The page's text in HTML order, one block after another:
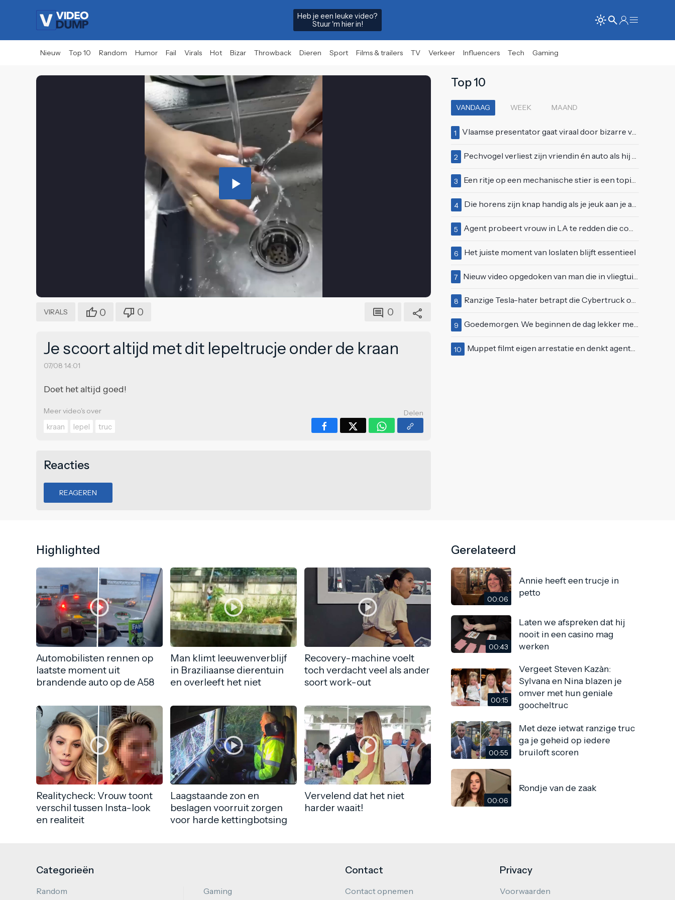
Heb je een leuke video?
Stuur 'm hier in!
Nieuw Top 10 Random Humor Fail Virals Hot Bizar Throwback Dieren Sport Films & trailers TV Verkeer Influencers Tech Gaming
Play
Video
VIRALS 0 0 0
Je scoort altijd met dit lepeltrucje onder de kraan
07/08 14:01
Doet het altijd goed!
Meer video's over
kraan
lepel truc
Delen
Reacties
REAGEREN
Top 10
VANDAAG WEEK MAAND
1 Vlaamse presentator gaat viraal door bizarre vertoning op live televisie: "Helemaal stijf van de bloem"
2 Pechvogel verliest zijn vriendin én auto als hij bocht te scherp neemt
3 Een ritje op een mechanische stier is een topidee voor een eerste date
4 Die horens zijn knap handig als je jeuk aan je arie hebt
5 Agent probeert vrouw in LA te redden die compleet van het padje is
6 Het juiste moment van loslaten blijft essentieel
7 Nieuw video opgedoken van man die in vliegtuigmotor springt op vliegveld Milaan
8 Ranzige Tesla-hater betrapt die Cybertruck op een 'speciale bruine coating' trakteert
9 Goedemorgen. We beginnen de dag lekker met wat rek- en strekoefeningen
10 Muppet filmt eigen arrestatie en denkt agenten te kunnen laten schorsen: "Jullie krijgen maandje vakantie"
Highlighted
Automobilisten rennen op
laatste moment uit
brandende auto op de A58
Man klimt leeuwenverblijf
in Braziliaanse dierentuin
en overleeft het niet
Recovery-machine voelt
toch verdacht veel als ander
soort work-out
Realitycheck: Vrouw toont
verschil tussen Insta-look
en realiteit
Laagstaande zon en
beslagen voorruit zorgen
voor harde kettingbotsing
Vervelend dat het niet
harder waait!
Gerelateerd
00:06
Annie heeft een trucje in
petto
00:43
Laten we afspreken dat hij
nooit in een casino mag
werken
00:15
Vergeet Steven Kazàn:
Sylvana en Nina blazen je
omver met hun geniale
goocheltruc
00:55
Met deze ietwat ranzige truc
ga je geheid op iedere
bruiloft scoren
00:06
Rondje van de zaak
Categorieën
Random Gaming
Contact
Contact opnemen
Privacy
Voorwaarden